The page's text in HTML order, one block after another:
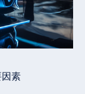
因素